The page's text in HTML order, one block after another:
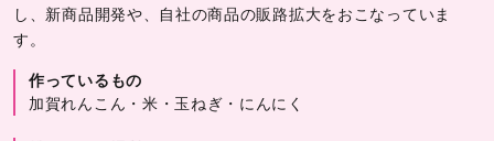
し、新商品開発や、自社の商品の販路拡大をおこなっていま
す。
作っているもの
加賀れんこん・米・玉ねぎ・にんにく